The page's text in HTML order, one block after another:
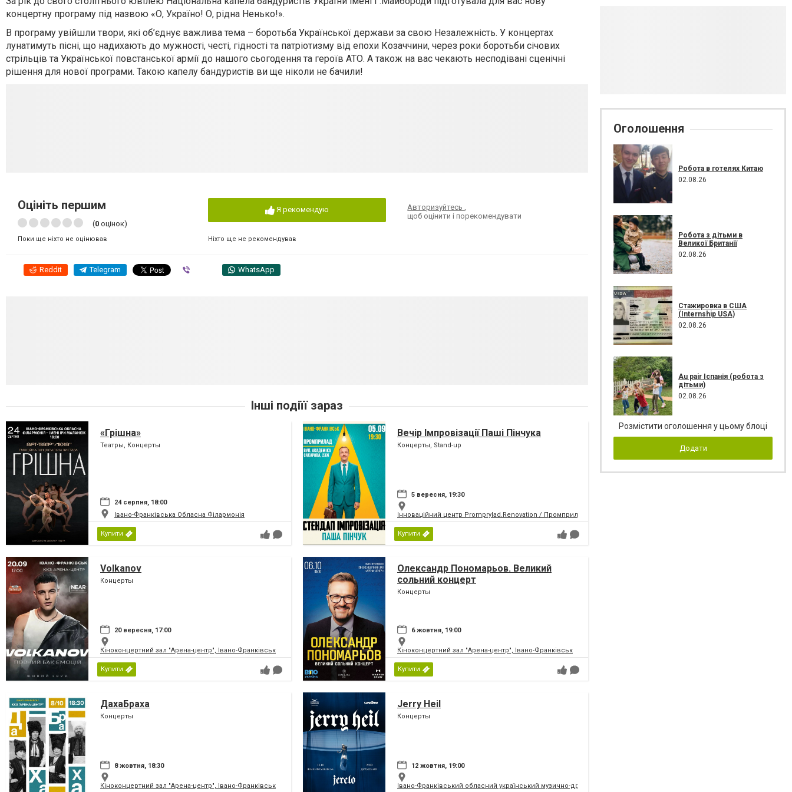
концертну програму під назвою «О, Україно! О, рідна Ненько!».
В програму увійшли твори, які об’єднує важлива тема – боротьба Української держави за свою Незалежність. У концертах
лунатимуть пісні, що надихають до мужності, честі, гідності та патріотизму від епохи Козаччини, через роки боротьби січових
стрільців та Української повстанської армії до нашого сьогодення та героїв АТО. А також на вас чекають несподівані сценічні
рішення для нової програми. Такою капелу бандуристів ви ще ніколи не бачили!
Оцініть першим
(0 оцінок)
Поки ще ніхто не оцінював
Я рекомендую
Ніхто ще не рекомендував
Авторизуйтесь,
щоб оцінити і порекомендувати
Reddit Telegram WhatsApp
Інші подіїї зараз
«Грішна»
Театры, Концерты
24 серпня, 18:00
Івано-Франківська Обласна Філармонія
Купити
Вечір Імпровізації Паші Пінчука
Концерты, Stand-up
5 вересня, 19:30
Інноваційний центр Promprylad.Renovation / Промприлад.Реновація
Купити
Volkanov
Концерты
20 вересня, 17:00
Кіноконцертний зал "Арена-центр", Івано-Франківськ
Купити
Олександр Пономарьов. Великий
сольний концерт
Концерты
6 жовтня, 19:00
Кіноконцертний зал "Арена-центр", Івано-Франківськ
Купити
ДахаБраха
Концерты
8 жовтня, 18:30
Кіноконцертний зал "Арена-центр", Івано-Франківськ
Jerry Heil
Концерты
12 жовтня, 19:00
Івано-Франківський обласний український музично-драматичний театр ім. І.Франка
Оголошення
Робота в готелях Китаю
02.08.26
Робота з дітьми в
Великої Британії
02.08.26
Стажировка в США
(Internship USA)
02.08.26
Au pair Іспанія (робота з
дітьми)
02.08.26
Розмістити оголошення у цьому блоці
Додати